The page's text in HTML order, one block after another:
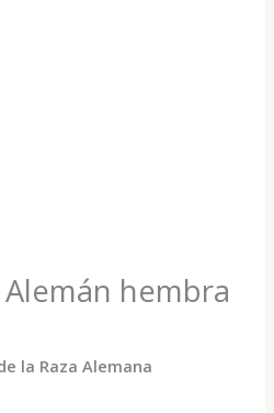
hembra
la Raza Alemana